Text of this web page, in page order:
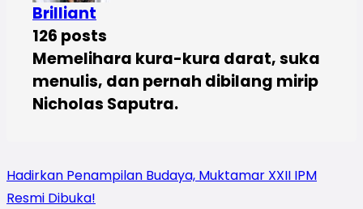
Brilliant
126 posts
Memelihara kura-kura darat, suka
menulis, dan pernah dibilang mirip
Nicholas Saputra.
Hadirkan Penampilan Budaya, Muktamar XXII IPM
Resmi Dibuka!